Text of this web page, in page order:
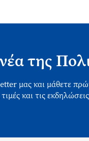
της
μας και μάθετε
τιμές και τις